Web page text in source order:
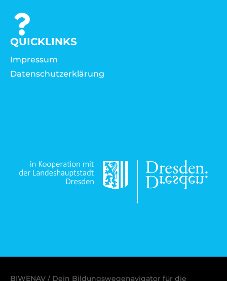
QUICKLINKS
Impressum
Datenschutzerklärung
BIWENAV / Dein Bildungswegenavigator für die